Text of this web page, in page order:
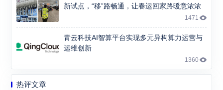
新试点，“移”路畅通，让春运回家路暖意浓浓
1471
青云科技AI智算平台实现多元异构算力运营与
运维创新
1360
热评文章